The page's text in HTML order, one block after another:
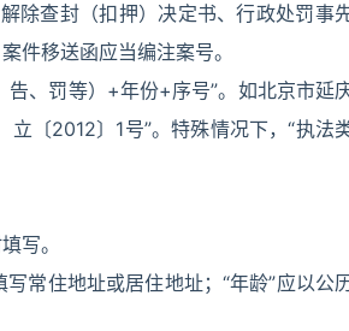
除查封（扣押）决定书、行政处罚事
件移送函应当编注案号。
、罚等）+年份+序号”。如北京市延
〔2012〕1号”。特殊情况下，“执法
写。
常住地址或居住地址；“年龄”应以公